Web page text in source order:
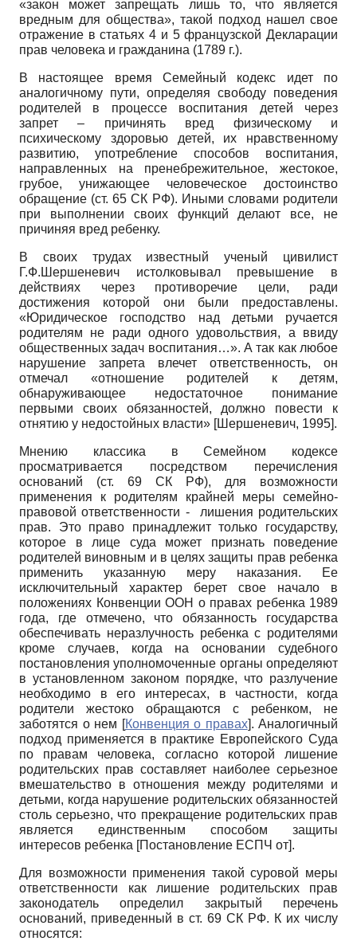
«закон может запрещать лишь то, что является
вредным для общества», такой подход нашел свое
отражение в статьях 4 и 5 французской Декларации
прав человека и гражданина (1789 г.).
В настоящее время Семейный кодекс идет по
аналогичному пути, определяя свободу поведения
родителей в процессе воспитания детей через
запрет – причинять вред физическому и
психическому здоровью детей, их нравственному
развитию, употребление способов воспитания,
направленных на пренебрежительное, жестокое,
грубое, унижающее человеческое достоинство
обращение (ст. 65 СК РФ). Иными словами родители
при выполнении своих функций делают все, не
причиняя вред ребенку.
В своих трудах известный ученый цивилист
Г.Ф.Шершеневич истолковывал превышение в
действиях через противоречие цели, ради
достижения которой они были предоставлены.
«Юридическое господство над детьми ручается
родителям не ради одного удовольствия, а ввиду
общественных задач воспитания…». А так как любое
нарушение запрета влечет ответственность, он
отмечал «отношение родителей к детям,
обнаруживающее недостаточное понимание
первыми своих обязанностей, должно повести к
отнятию у недостойных власти» [Шершеневич, 1995].
Мнению классика в Семейном кодексе
просматривается посредством перечисления
оснований (ст. 69 СК РФ), для возможности
применения к родителям крайней меры семейно-
правовой ответственности - лишения родительских
прав. Это право принадлежит только государству,
которое в лице суда может признать поведение
родителей виновным и в целях защиты прав ребенка
применить указанную меру наказания. Ее
исключительный характер берет свое начало в
положениях Конвенции ООН о правах ребенка 1989
года, где отмечено, что обязанность государства
обеспечивать неразлучность ребенка с родителями
кроме случаев, когда на основании судебного
постановления уполномоченные органы определяют
в установленном законом порядке, что разлучение
необходимо в его интересах, в частности, когда
родители жестоко обращаются с ребенком, не
заботятся о нем [Конвенция о правах]. Аналогичный
подход применяется в практике Европейского Суда
по правам человека, согласно которой лишение
родительских прав составляет наиболее серьезное
вмешательство в отношения между родителями и
детьми, когда нарушение родительских обязанностей
столь серьезно, что прекращение родительских прав
является единственным способом защиты
интересов ребенка [Постановление ЕСПЧ от].
Для возможности применения такой суровой меры
ответственности как лишение родительских прав
законодатель определил закрытый перечень
оснований, приведенный в ст. 69 СК РФ. К их числу
относятся: